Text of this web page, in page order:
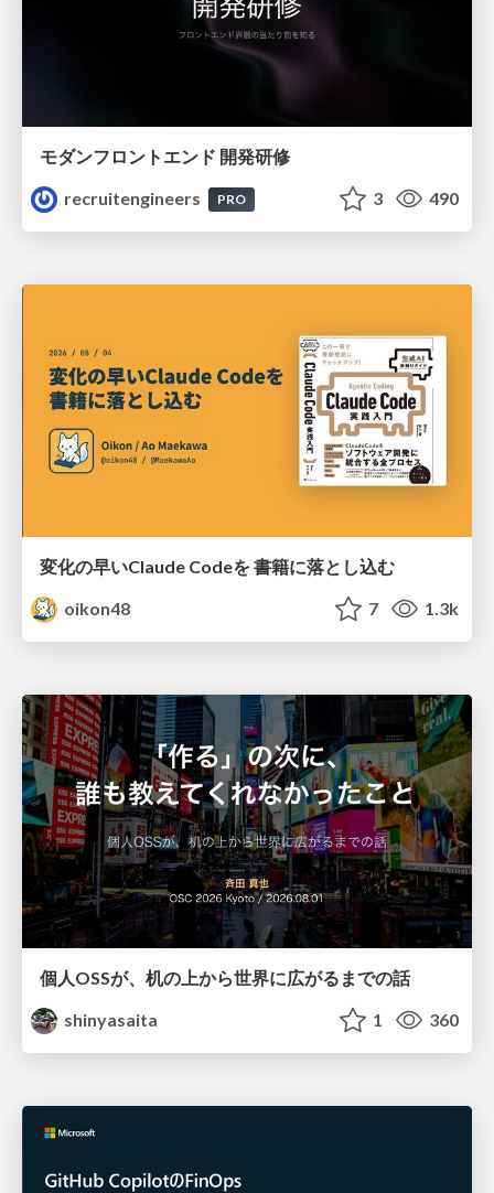
モダンフロントエンド 開発研修
recruitengineers
PRO 3 490
変化の早いClaude Codeを 書籍に落とし込む
oikon48
7 1.3k
個人OSSが、机の上から世界に広がるまでの話
shinyasaita
1 360